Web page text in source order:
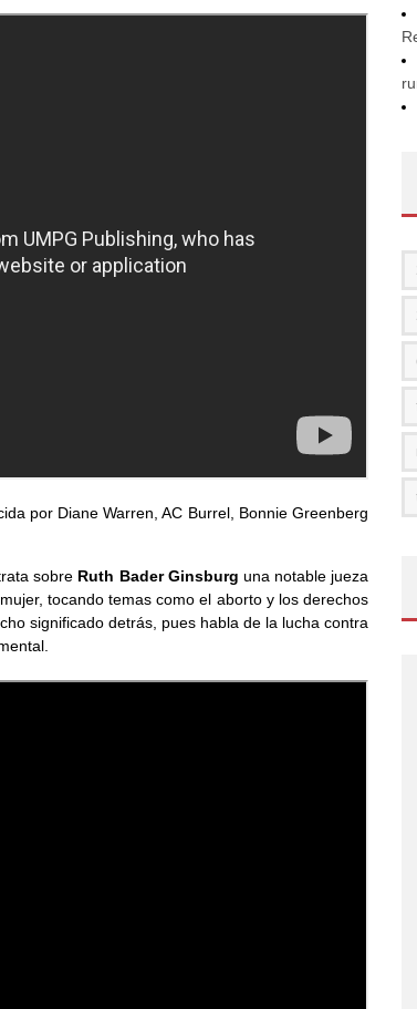
por Diane Warren, AC Burrel, Bonnie Greenberg
sobre Ruth Bader Ginsburg una notable jueza
tocando temas como el aborto y los derechos
significado detrás, pues habla de la lucha contra